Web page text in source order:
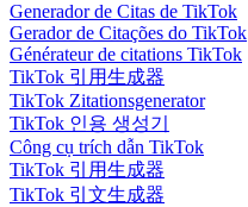
Generador de Citas de TikTok
Gerador de Citações do TikTok
Générateur de citations TikTok
TikTok 引用生成器
TikTok Zitationsgenerator
TikTok 인용 생성기
Công cụ trích dẫn TikTok
TikTok 引用生成器
TikTok 引文生成器